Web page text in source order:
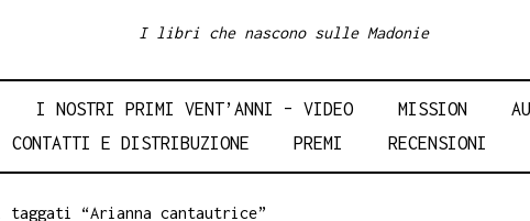
I libri che nascono sulle Madonie
I NOSTRI PRIMI VENT’ANNI – VIDEO MISSION
CONTATTI E DISTRIBUZIONE
PREMI RECENSIONI
“Arianna cantautrice”